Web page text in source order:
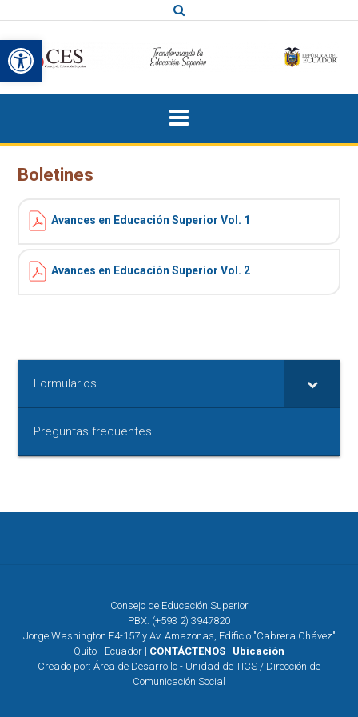
Abrir barra de herramientas
al
contenido
Boletines
Avances en Educación Superior Vol. 1
Avances en Educación Superior Vol. 2
Formularios
Preguntas frecuentes
Consejo de Educación Superior
PBX: (+593 2) 3947820
Jorge Washington E4-157 y Av. Amazonas, Edificio "Cabrera Chávez"
Quito - Ecuador | CONTÁCTENOS | Ubicación
Creado por: Área de Desarrollo - Unidad de TICS / Dirección de
Comunicación Social